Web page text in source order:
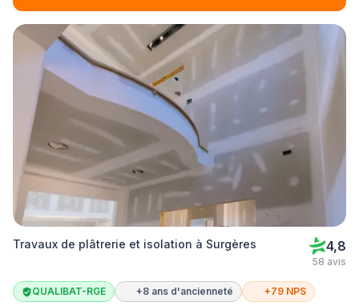
Travaux de plâtrerie et isolation à Surgères 4,8
58 avis
QUALIBAT-RGE +8 ans d'ancienneté +79 NPS